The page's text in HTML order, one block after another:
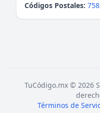
Códigos Postales:
TuCódigo.mx © 2026
Términos de